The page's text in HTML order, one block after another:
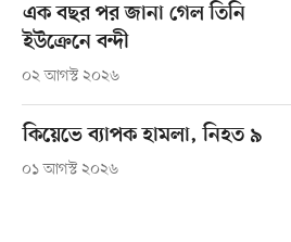
এক বছর পর জানা গেল তিনি
ইউক্রেনে বন্দী
০২ আগস্ট ২০২৬
কিয়েভে ব্যাপক হামলা, নিহত ৯
০১ আগস্ট ২০২৬